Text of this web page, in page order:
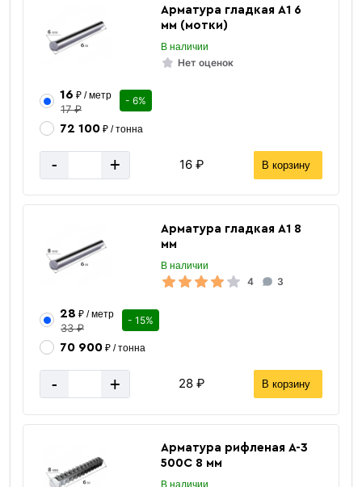
Арматура гладкая А1 6
мм (мотки)
В наличии
Нет оценок
16 ₽ / метр
17 ₽
- 6%
72 100₽ / тонна
- + 16 ₽ В корзину
Арматура гладкая А1 8
мм
В наличии
4 3
28 ₽ / метр
33 ₽
- 15%
70 900₽ / тонна
- + 28 ₽ В корзину
Арматура рифленая А-3
500С 8 мм
В наличии
«В корзину»
Размер